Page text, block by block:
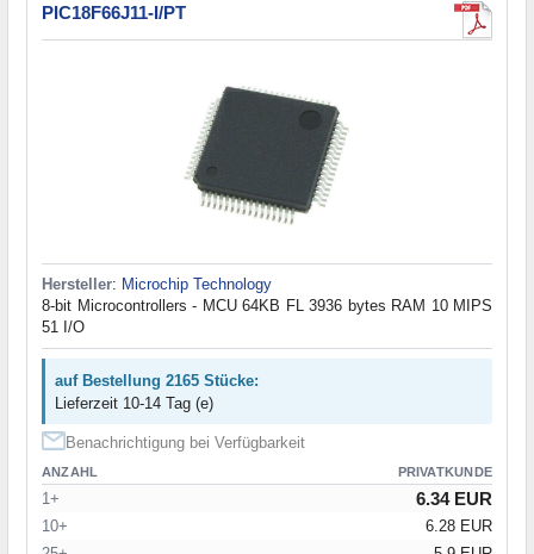
PIC18F66J11-I/PT
Hersteller: Microchip Technology
8-bit Microcontrollers - MCU 64KB FL 3936 bytes RAM 10 MIPS
51 I/O
auf Bestellung 2165 Stücke:
Lieferzeit 10-14 Tag (e)
Benachrichtigung bei Verfügbarkeit
ANZAHL PRIVATKUNDE
1+ 6.34 EUR
10+
6.28 EUR